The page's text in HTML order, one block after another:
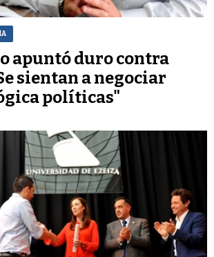
apuntó duro contra
sientan a negociar
políticas"